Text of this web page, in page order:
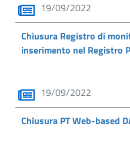
19/09/2022
Chiusura Registro di
inserimento nel Registro
19/09/2022
Chiusura PT Web-based